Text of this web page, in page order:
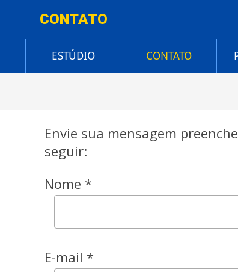
CONTATO
ESTÚDIO CONTATO
Envie sua mensagem
seguir:
Nome *
E-mail *